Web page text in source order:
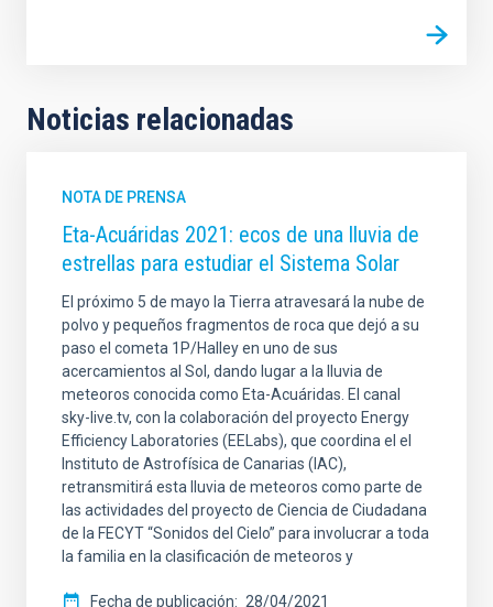
Noticias relacionadas
NOTA DE PRENSA
Eta-Acuáridas 2021: ecos de una lluvia de
estrellas para estudiar el Sistema Solar
El próximo 5 de mayo la Tierra atravesará la nube de
polvo y pequeños fragmentos de roca que dejó a su
paso el cometa 1P/Halley en uno de sus
acercamientos al Sol, dando lugar a la lluvia de
meteoros conocida como Eta-Acuáridas. El canal
sky-live.tv, con la colaboración del proyecto Energy
Efficiency Laboratories (EELabs), que coordina el el
Instituto de Astrofísica de Canarias (IAC),
retransmitirá esta lluvia de meteoros como parte de
las actividades del proyecto de Ciencia de Ciudadana
de la FECYT “Sonidos del Cielo” para involucrar a toda
la familia en la clasificación de meteoros y
Fecha de publicación 28/04/2021